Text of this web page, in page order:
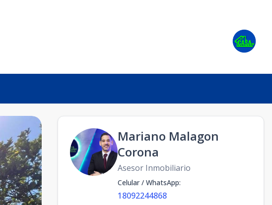
Mariano Malagon
Corona
Asesor Inmobiliario
Celular / WhatsApp:
18092244868